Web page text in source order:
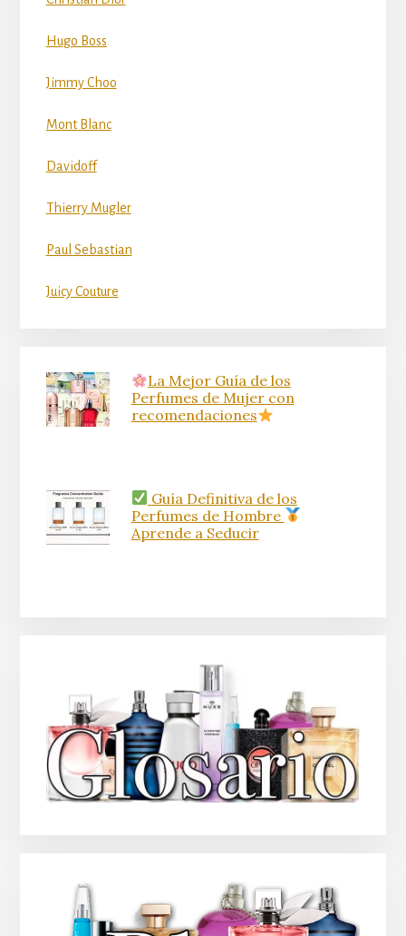
Hugo Boss
Jimmy Choo
Mont Blanc
Davidoff
Thierry Mugler
Paul Sebastian
Juicy Couture
La Mejor Guía de los
Perfumes de Mujer con
recomendaciones
Guía Definitiva de los
Perfumes de Hombre
Aprende a Seducir